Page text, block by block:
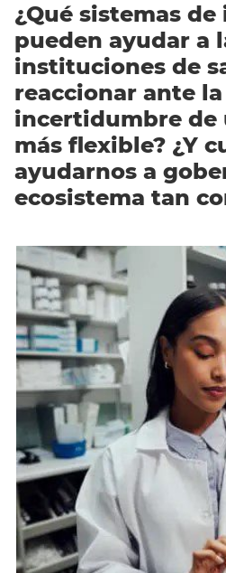
¿Qué sistemas
pueden ayudar a
instituciones de
reaccionar ante la
incertidumbre de
más flexible? ¿Y
ayudarnos a
ecosistema tan